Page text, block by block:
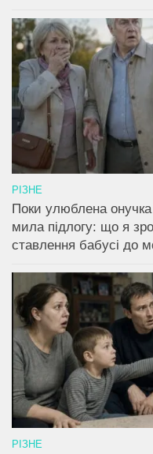
РІЗНЕ
Поки улюблена
мила підлогу: що я
ставлення бабусі до
РІЗНЕ